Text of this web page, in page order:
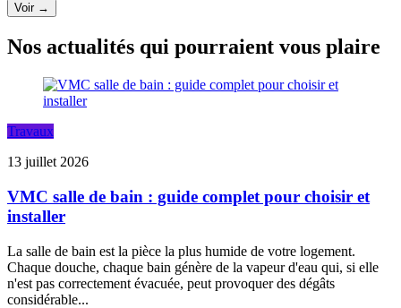
Voir →
Nos actualités qui pourraient vous plaire
Travaux
13 juillet 2026
VMC salle de bain : guide complet pour choisir et
installer
La salle de bain est la pièce la plus humide de votre logement.
Chaque douche, chaque bain génère de la vapeur d'eau qui, si elle
n'est pas correctement évacuée, peut provoquer des dégâts
considérable...